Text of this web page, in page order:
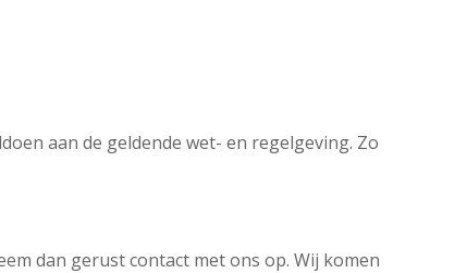
aan de geldende wet- en regelgeving. Zo
dan gerust contact met ons op. Wij komen